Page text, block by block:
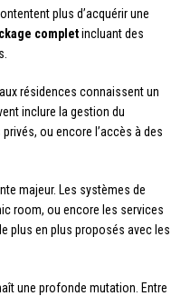
plus d’acquérir une
completincluant des
résidences connaissent un
inclure la gestion du
ou encore l’accès à des
majeur. Les systèmes de
room, ou encore les services
plus en plus proposés avec les
une profonde mutation. Entre